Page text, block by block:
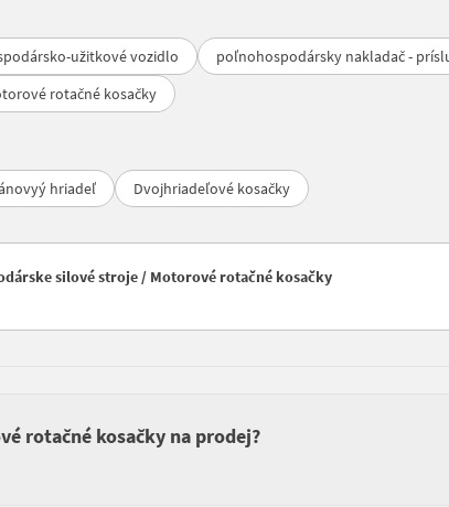
užitkové vozidlo poľnohospodársky nakladač -
rotačné kosačky
hriadeľ Dvojhriadeľové kosačky
silové stroje / Motorové rotačné kosačky
rotačné kosačky na prodej?